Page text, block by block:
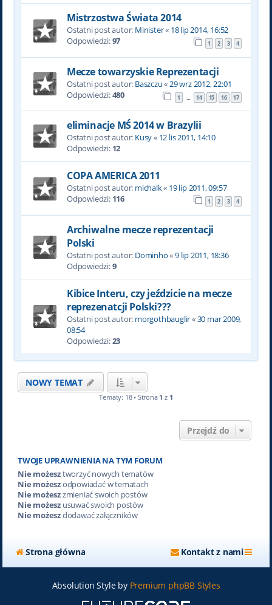
Mistrzostwa Świata 2014
Ostatni post autor: Minister« 18 lip 2014, 16:52
Odpowiedzi:97 1 2 3 4
Mecze towarzyskie Reprezentacji
Ostatni post autor: Baszczu«29 wrz 2012, 22:01
Odpowiedzi:480 1 … 14 15 16 17
eliminacje MŚ 2014 w Brazylii
Ostatni post autor: Kusy« 12 lis 2011, 14:10
Odpowiedzi: 12
COPA AMERICA 2011
Ostatni post autor: michalk« 19 lip 2011, 09:57
Odpowiedzi: 116 1 2 3 4
Archiwalne mecze reprezentacji
Polski
Ostatni post autor: Dominho«9 lip 2011, 18:36
Odpowiedzi:9
Kibice Interu, czy jeździcie na mecze
reprezenatcji Polski???
Ostatni post autor: morgothbauglir«30 mar 2009,
08:54
Odpowiedzi:23
NOWY TEMAT
Tematy: 18 • Strona 1 z 1
Przejdź do
TWOJE UPRAWNIENIA NA TYM FORUM
Nie możesztworzyć nowych tematów
Nie możeszodpowiadać w tematach
Nie możeszzmieniać swoich postów
Nie możeszusuwać swoich postów
Nie możeszdodawać załączników
Strona główna Kontakt z nami
Absolution Style by Premium phpBB Styles